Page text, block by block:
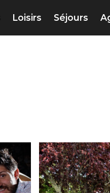
Loisirs Séjours